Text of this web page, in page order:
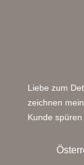
Liebe zum
zeichnen
Kunde spüren